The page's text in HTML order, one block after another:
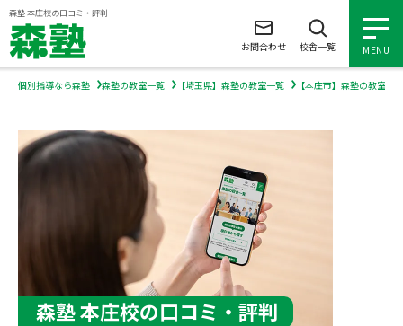
森塾 本庄校の口コミ・評判｜個別指導なら【森塾】
MENU
小学生の個別指導
中学生の個別指導
高校生の個別指導
森塾を知る
お問合わせ 校舎一覧
個別指導なら森塾 森塾の教室一覧 【埼玉県】森塾の教室一覧 【本庄市】森塾の教室一覧
森塾 本庄校の口コミ・評判